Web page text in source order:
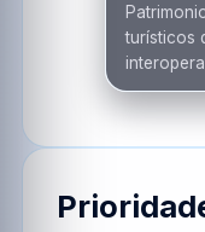
turísticos